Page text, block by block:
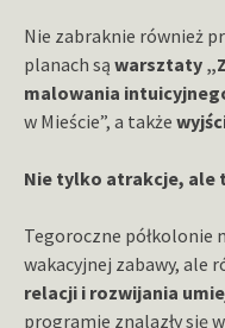
Nie zabraknie również
planach są warsztaty
malowania
w Mieście”, a także
Nie tylko atrakcje, ale
Tegoroczne półkolonie
wakacyjnej zabawy, ale
relacji i rozwijania
programie znalazły się